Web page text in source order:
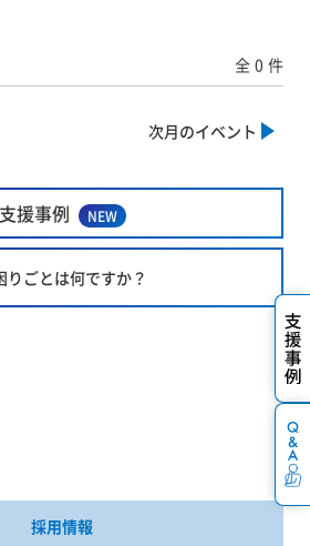
全 0 件
次月のイベント
支援事例 NEW
りごとは何ですか？
採用情報